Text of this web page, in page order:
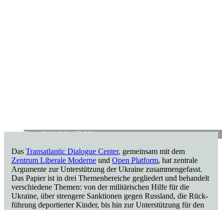
Foto: IMAGO /​ IPON
Das Trans­at­lan­tic Dia­lo­gue Center, gemein­sam mit dem
Zentrum Libe­rale Moderne und Open Plat­form, hat zen­trale
Argu­mente zur Unter­stüt­zung der Ukraine zusam­men­ge­fasst.
Das Papier ist in drei The­men­be­rei­che geglie­dert und behan­delt
ver­schie­dene Themen: von der mili­tä­ri­schen Hilfe für die
Ukraine, über stren­gere Sank­tio­nen gegen Russ­land, die Rück­
füh­rung depor­tier­ter Kinder, bis hin zur Unter­stüt­zung für den